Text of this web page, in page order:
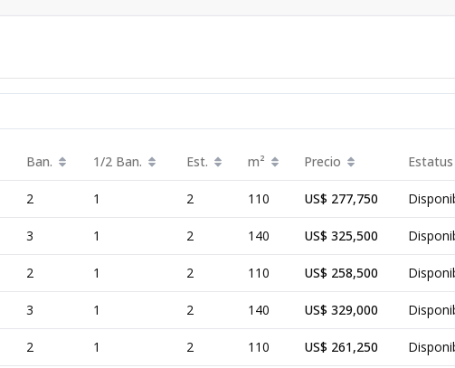
Ban. 1/2 Ban. Est. m² Precio Estatus
2 1 2 110 US$ 277,750
3 1 2 140 US$ 325,500
2 1 2 110 US$ 258,500
3 1 2 140 US$ 329,000
2 1 2 110 US$ 261,250